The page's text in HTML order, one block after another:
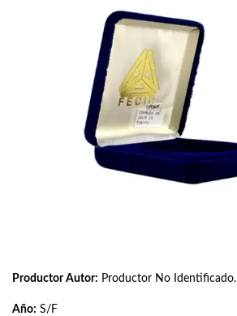
Productor Autor: Productor No Identificado.
Año: S/F